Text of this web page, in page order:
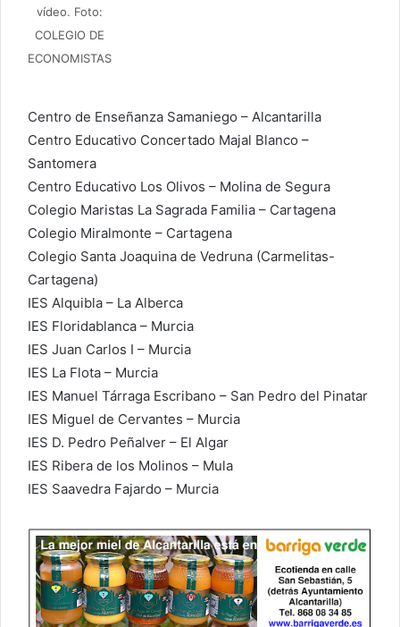
vídeo. Foto:
COLEGIO DE
ECONOMISTAS
Centro de Enseñanza Samaniego – Alcantarilla
Centro Educativo Concertado Majal Blanco –
Santomera
Centro Educativo Los Olivos – Molina de Segura
Colegio Maristas La Sagrada Familia – Cartagena
Colegio Miralmonte – Cartagena
Colegio Santa Joaquina de Vedruna (Carmelitas-
Cartagena)
IES Alquibla – La Alberca
IES Floridablanca – Murcia
IES Juan Carlos I – Murcia
IES La Flota – Murcia
IES Manuel Tárraga Escribano – San Pedro del Pinatar
IES Miguel de Cervantes – Murcia
IES D. Pedro Peñalver – El Algar
IES Ribera de los Molinos – Mula
IES Saavedra Fajardo – Murcia